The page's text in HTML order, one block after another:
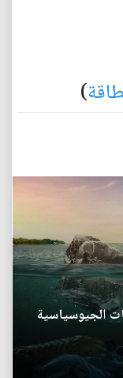
)
الجيوسياسية